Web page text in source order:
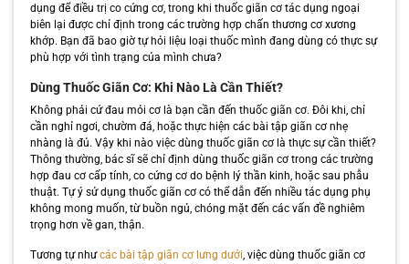
dụng để điều trị co cứng cơ, trong khi thuốc giãn cơ tác dụng ngoại
biên lại được chỉ định trong các trường hợp chấn thương cơ xương
khớp. Bạn đã bao giờ tự hỏi liệu loại thuốc mình đang dùng có thực sự
phù hợp với tình trạng của mình chưa?
Dùng Thuốc Giãn Cơ: Khi Nào Là Cần Thiết?
Không phải cứ đau mỏi cơ là bạn cần đến thuốc giãn cơ. Đôi khi, chỉ
cần nghỉ ngơi, chườm đá, hoặc thực hiện các bài tập giãn cơ nhẹ
nhàng là đủ. Vậy khi nào việc dùng thuốc giãn cơ là thực sự cần thiết?
Thông thường, bác sĩ sẽ chỉ định dùng thuốc giãn cơ trong các trường
hợp đau cơ cấp tính, co cứng cơ do bệnh lý thần kinh, hoặc sau phẫu
thuật. Tự ý sử dụng thuốc giãn cơ có thể dẫn đến nhiều tác dụng phụ
không mong muốn, từ buồn ngủ, chóng mặt đến các vấn đề nghiêm
trọng hơn về gan, thận.
Tương tự nhưcác bài tập giãn cơ lưng dưới, việc dùng thuốc giãn cơ